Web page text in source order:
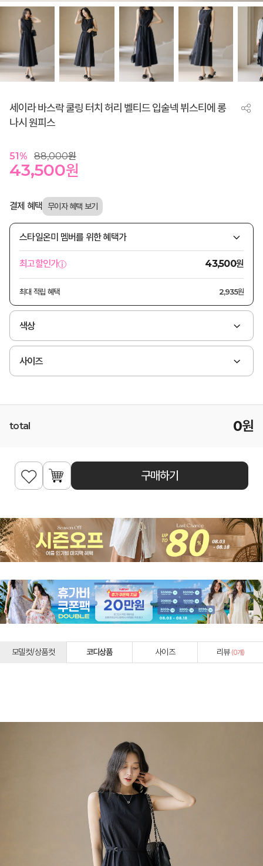
세이라 바스락 쿨링 터치 허리 벨티드 입술넥 뷔스티에 롱
나시 원피스
51 % 88,000원
43,500원
결제 혜택
스타일온미 멤버를 위한 혜택가
최고할인가 43,500원
최대 적립 혜택 2,935원
색상
사이즈
total 0원
구매하기
모델컷/상품컷 코디상품 사이즈 리뷰 (0개)